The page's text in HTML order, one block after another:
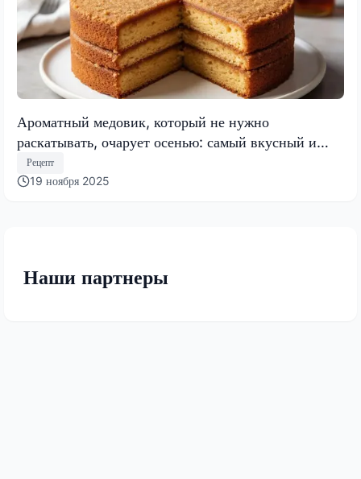
Ароматный медовик, который не нужно
раскатывать, очарует осенью: самый вкусный и
быстрый торт 2025 года
Рецепт
19 ноября 2025
Наши партнеры